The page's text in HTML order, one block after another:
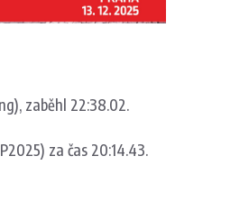
zaběhl 22:38.02.
za čas 20:14.43.